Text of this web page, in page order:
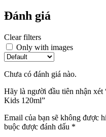
Đánh giá
Clear filters
Only with images
Chưa có đánh giá nào.
Hãy là người đầu tiên nhận
Kids 120ml”
Email của bạn sẽ không được
buộc được đánh dấu *